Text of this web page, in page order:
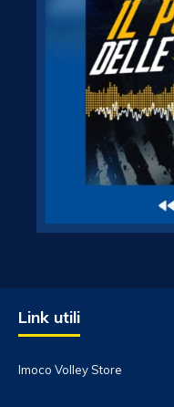
Link utili
Imoco Volley Store